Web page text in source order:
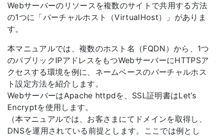
Webサーバーのリソースを複数のサイトで共用する方法
の1つに「バーチャルホスト（VirtualHost）」がありま
す。
本マニュアルでは、複数のホスト名（FQDN）から、1つ
のパブリックIPアドレスをもつWebサーバーにHTTPSア
クセスする環境を例に、ネームベースのバーチャルホス
ト設定方法を紹介します。
WebサーバーはApache httpdを、SSL証明書はLet’s
Encryptを使用します。
（本マニュアルでは、お客さまにてドメインを取得し、
DNSを運用されている前提とします。ここでは例とし